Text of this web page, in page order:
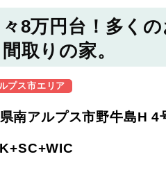
々8万円台！多く
取りの家。
プス市エリア
南アルプス市野牛島H 4